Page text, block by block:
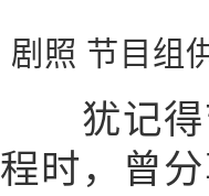
剧照 节目组
犹记得
程时，曾